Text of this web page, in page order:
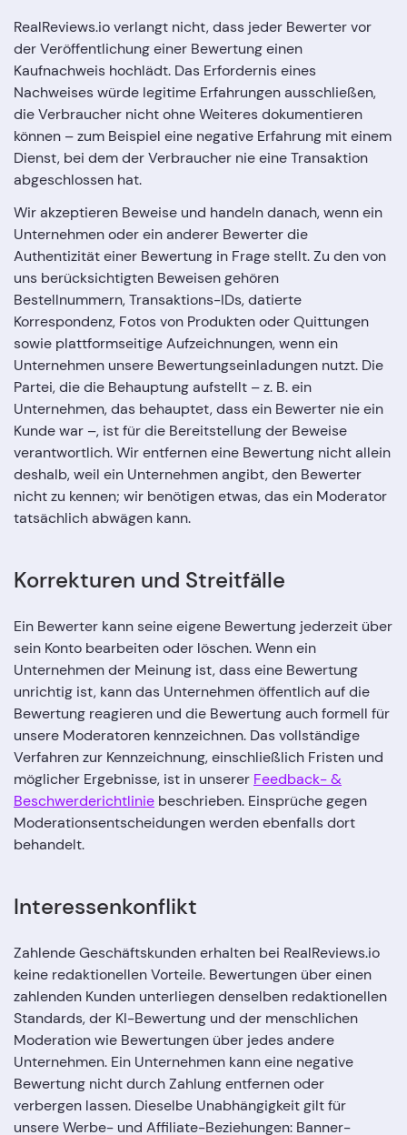
RealReviews.io verlangt nicht, dass jeder Bewerter vor
der Veröffentlichung einer Bewertung einen
Kaufnachweis hochlädt. Das Erfordernis eines
Nachweises würde legitime Erfahrungen ausschließen,
die Verbraucher nicht ohne Weiteres dokumentieren
können – zum Beispiel eine negative Erfahrung mit einem
Dienst, bei dem der Verbraucher nie eine Transaktion
abgeschlossen hat.
Wir akzeptieren Beweise und handeln danach, wenn ein
Unternehmen oder ein anderer Bewerter die
Authentizität einer Bewertung in Frage stellt. Zu den von
uns berücksichtigten Beweisen gehören
Bestellnummern, Transaktions-IDs, datierte
Korrespondenz, Fotos von Produkten oder Quittungen
sowie plattformseitige Aufzeichnungen, wenn ein
Unternehmen unsere Bewertungseinladungen nutzt. Die
Partei, die die Behauptung aufstellt – z. B. ein
Unternehmen, das behauptet, dass ein Bewerter nie ein
Kunde war –, ist für die Bereitstellung der Beweise
verantwortlich. Wir entfernen eine Bewertung nicht allein
deshalb, weil ein Unternehmen angibt, den Bewerter
nicht zu kennen; wir benötigen etwas, das ein Moderator
tatsächlich abwägen kann.
Korrekturen und Streitfälle
Ein Bewerter kann seine eigene Bewertung jederzeit über
sein Konto bearbeiten oder löschen. Wenn ein
Unternehmen der Meinung ist, dass eine Bewertung
unrichtig ist, kann das Unternehmen öffentlich auf die
Bewertung reagieren und die Bewertung auch formell für
unsere Moderatoren kennzeichnen. Das vollständige
Verfahren zur Kennzeichnung, einschließlich Fristen und
möglicher Ergebnisse, ist in unserer Feedback- &
Beschwerderichtlinie beschrieben. Einsprüche gegen
Moderationsentscheidungen werden ebenfalls dort
behandelt.
Interessenkonflikt
Zahlende Geschäftskunden erhalten bei RealReviews.io
keine redaktionellen Vorteile. Bewertungen über einen
zahlenden Kunden unterliegen denselben redaktionellen
Standards, der KI-Bewertung und der menschlichen
Moderation wie Bewertungen über jedes andere
Unternehmen. Ein Unternehmen kann eine negative
Bewertung nicht durch Zahlung entfernen oder
verbergen lassen. Dieselbe Unabhängigkeit gilt für
unsere Werbe- und Affiliate-Beziehungen: Banner-